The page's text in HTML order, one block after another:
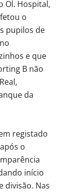
Ol. Hospital,
o
pupilos de
e que
B não
da
registado
o
início
divisão. Nas